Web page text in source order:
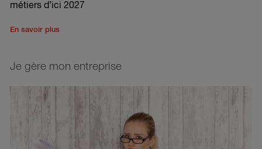
métiers d’ici 2027
En savoir plus
Je gère mon entreprise